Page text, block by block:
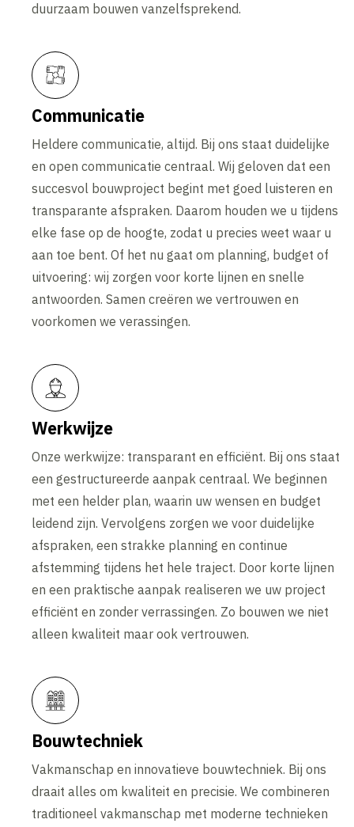
duurzaam bouwen vanzelfsprekend.
Communicatie
Heldere communicatie, altijd. Bij ons staat duidelijke
en open communicatie centraal. Wij geloven dat een
succesvol bouwproject begint met goed luisteren en
transparante afspraken. Daarom houden we u tijdens
elke fase op de hoogte, zodat u precies weet waar u
aan toe bent. Of het nu gaat om planning, budget of
uitvoering: wij zorgen voor korte lijnen en snelle
antwoorden. Samen creëren we vertrouwen en
voorkomen we verassingen.
Werkwijze
Onze werkwijze: transparant en efficiënt. Bij ons staat
een gestructureerde aanpak centraal. We beginnen
met een helder plan, waarin uw wensen en budget
leidend zijn. Vervolgens zorgen we voor duidelijke
afspraken, een strakke planning en continue
afstemming tijdens het hele traject. Door korte lijnen
en een praktische aanpak realiseren we uw project
efficiënt en zonder verrassingen. Zo bouwen we niet
alleen kwaliteit maar ook vertrouwen.
Bouwtechniek
Vakmanschap en innovatieve bouwtechniek. Bij ons
draait alles om kwaliteit en precisie. We combineren
traditioneel vakmanschap met moderne technieken